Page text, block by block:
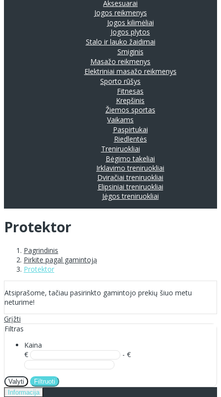
Aksesuarai
Jogos reikmenys
Jogos kilimėliai
Jogos plytos
Stalo ir lauko žaidimai
Smiginis
Masažo reikmenys
Elektriniai masažo reikmenys
Sporto rūšys
Fitnesas
Krepšinis
Žiemos sportas
Vaikams
Paspirtukai
Riedlentės
Treniruokliai
Bėgimo takeliai
Irklavimo treniruokliai
Dviračiai treniruokliai
Elipsiniai treniruokliai
Jėgos treniruokliai
Protektor
Pagrindinis
Pirkite pagal gamintoją
Protektor
Atsiprašome, tačiau pasirinkto gamintojo prekių šiuo metu
neturime!
Grįžti
Filtras
Kaina
€
- €
Valyti
Filtruoti
Informacija